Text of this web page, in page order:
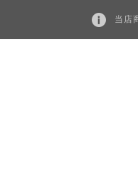
当店